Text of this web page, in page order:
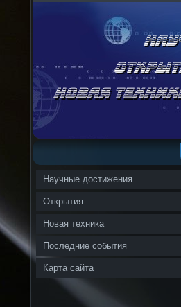
Научные достижения
Открытия
Новая техника
Последние события
Карта сайта